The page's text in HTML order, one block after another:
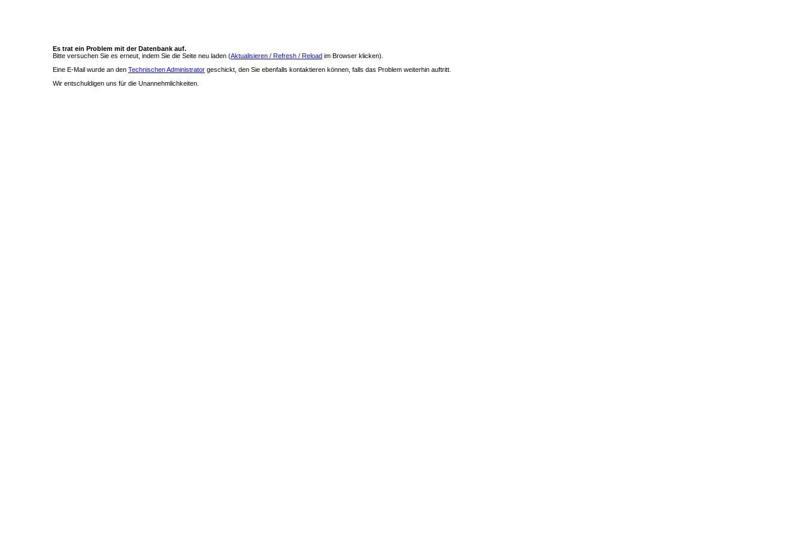
Es trat ein Problem mit der Datenbank auf.
Bitte versuchen Sie es erneut, indem Sie die Seite neu laden (Aktualisieren / Refresh / Reload im Browser klicken).
Eine E-Mail wurde an den Technischen Administrator geschickt, den Sie ebenfalls kontaktieren können, falls das Problem weiterhin auftritt.
Wir entschuldigen uns für die Unannehmlichkeiten.